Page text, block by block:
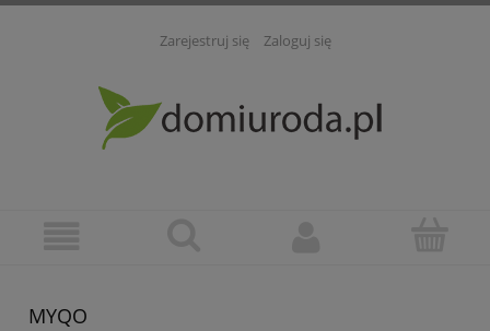
Zarejestruj się Zaloguj się
MYQO